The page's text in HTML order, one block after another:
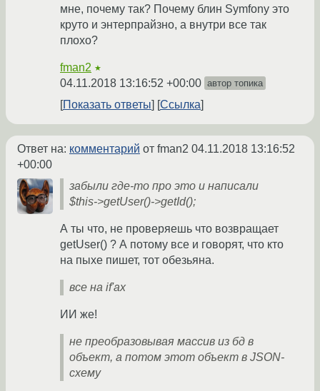
мне, почему так? Почему блин Symfony это
круто и энтерпрайзно, а внутри все так
плохо?
fman2 ★
04.11.2018 13:16:52 +00:00 автор топика
Показать ответы Ссылка
Ответ на: комментарий от fman2 04.11.2018 13:16:52
+00:00
забыли где-то про это и написали
$this->getUser()->getId();
А ты что, не проверяешь что возвращает
getUser() ? А потому все и говорят, что кто
на пыхе пишет, тот обезьяна.
все на if'ах
ИИ же!
не преобразовывая массив из бд в
объект, а потом этот объект в JSON-
схему